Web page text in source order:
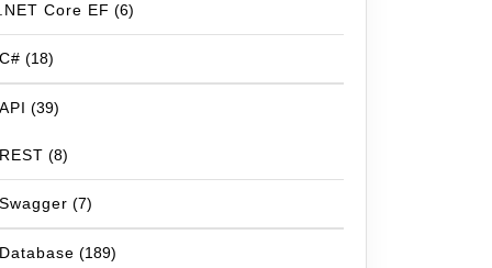
.NET Core EF (6)
C# (18)
API (39)
REST (8)
Swagger (7)
Database (189)